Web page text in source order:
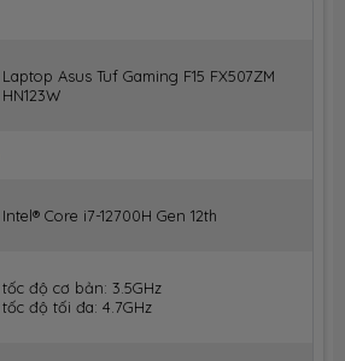
Laptop Asus Tuf Gaming F15 FX507ZM
HN123W
Intel® Core i7-12700H Gen 12th
tốc độ cơ bản: 3.5GHz
tốc độ tối đa: 4.7GHz